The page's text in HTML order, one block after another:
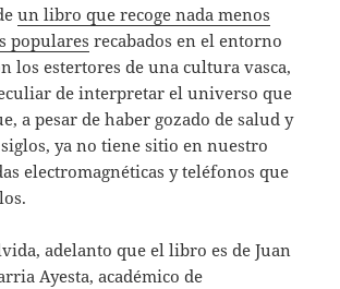
un libro que recoge nada menos
populares recabados en el entorno
los estertores de una cultura vasca,
de interpretar el universo que
a pesar de haber gozado de salud y
ya no tiene sitio en nuestro
electromagnéticas y teléfonos que
adelanto que el libro es de Juan
Ayesta, académico de